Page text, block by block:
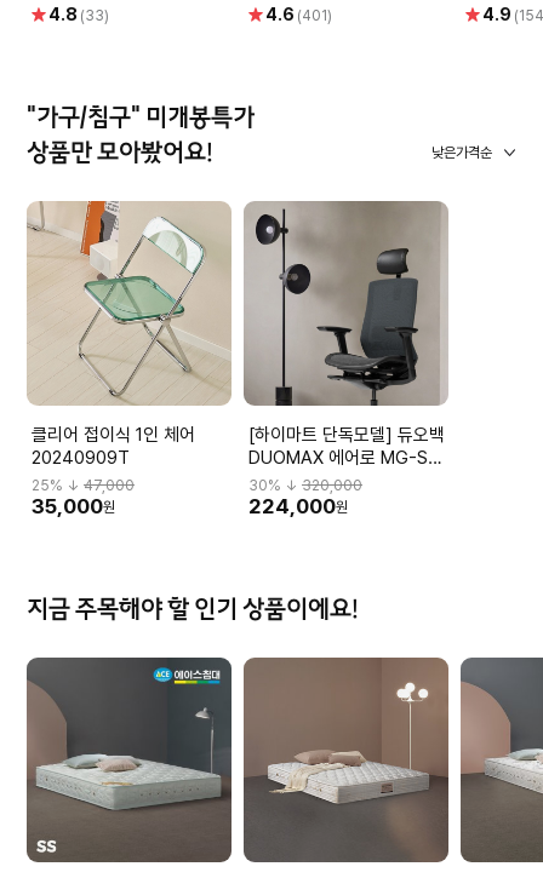
별 4.8 (33)
별 4.6 (401)
별 4.9
"가구/침구" 미개봉특가
상품만 모아봤어요!
낮은가격순
클리어 접이식 1인 체어
20240909T
25% ↓ 47,000
35,000원
[하이마트 단독모델] 듀오백
DUOMAX 에어로 MG-S-
L2 DBBMGHL3NMBN-
M59BK
30% ↓320,000
224,000원
지금 주목해야 할 인기 상품이에요!